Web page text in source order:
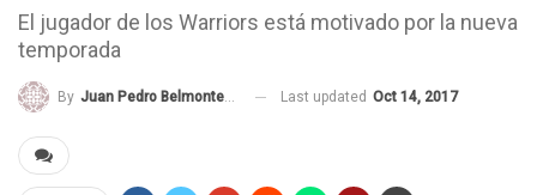
El jugador de los Warriors está motivado por la nueva
temporada
By Juan Pedro Belmonte García Last updated Oct 14, 2017